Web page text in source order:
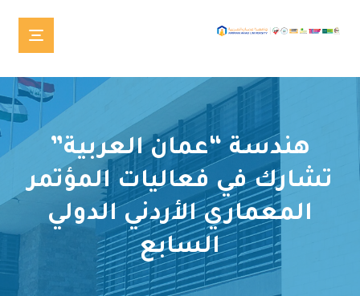
هندسة “عمان العربية”
تشارك في فعاليات المؤتمر
المعماري الأردني الدولي
السابع